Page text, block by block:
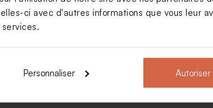
ci avec d'autres informations que vous leur
Personnaliser Autoriser